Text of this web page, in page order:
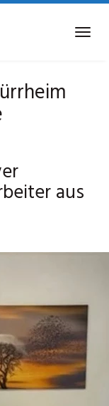
aus